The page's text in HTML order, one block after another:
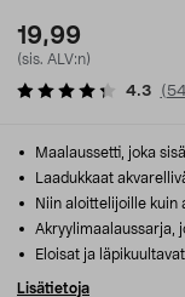
19,99
(sis. ALV:n)
4.3 ( 54
Maalaussetti, joka
Laadukkaat
Niin aloittelijoille kuin
Akryylimaalaussarja,
Eloisat ja
Lisätietoja